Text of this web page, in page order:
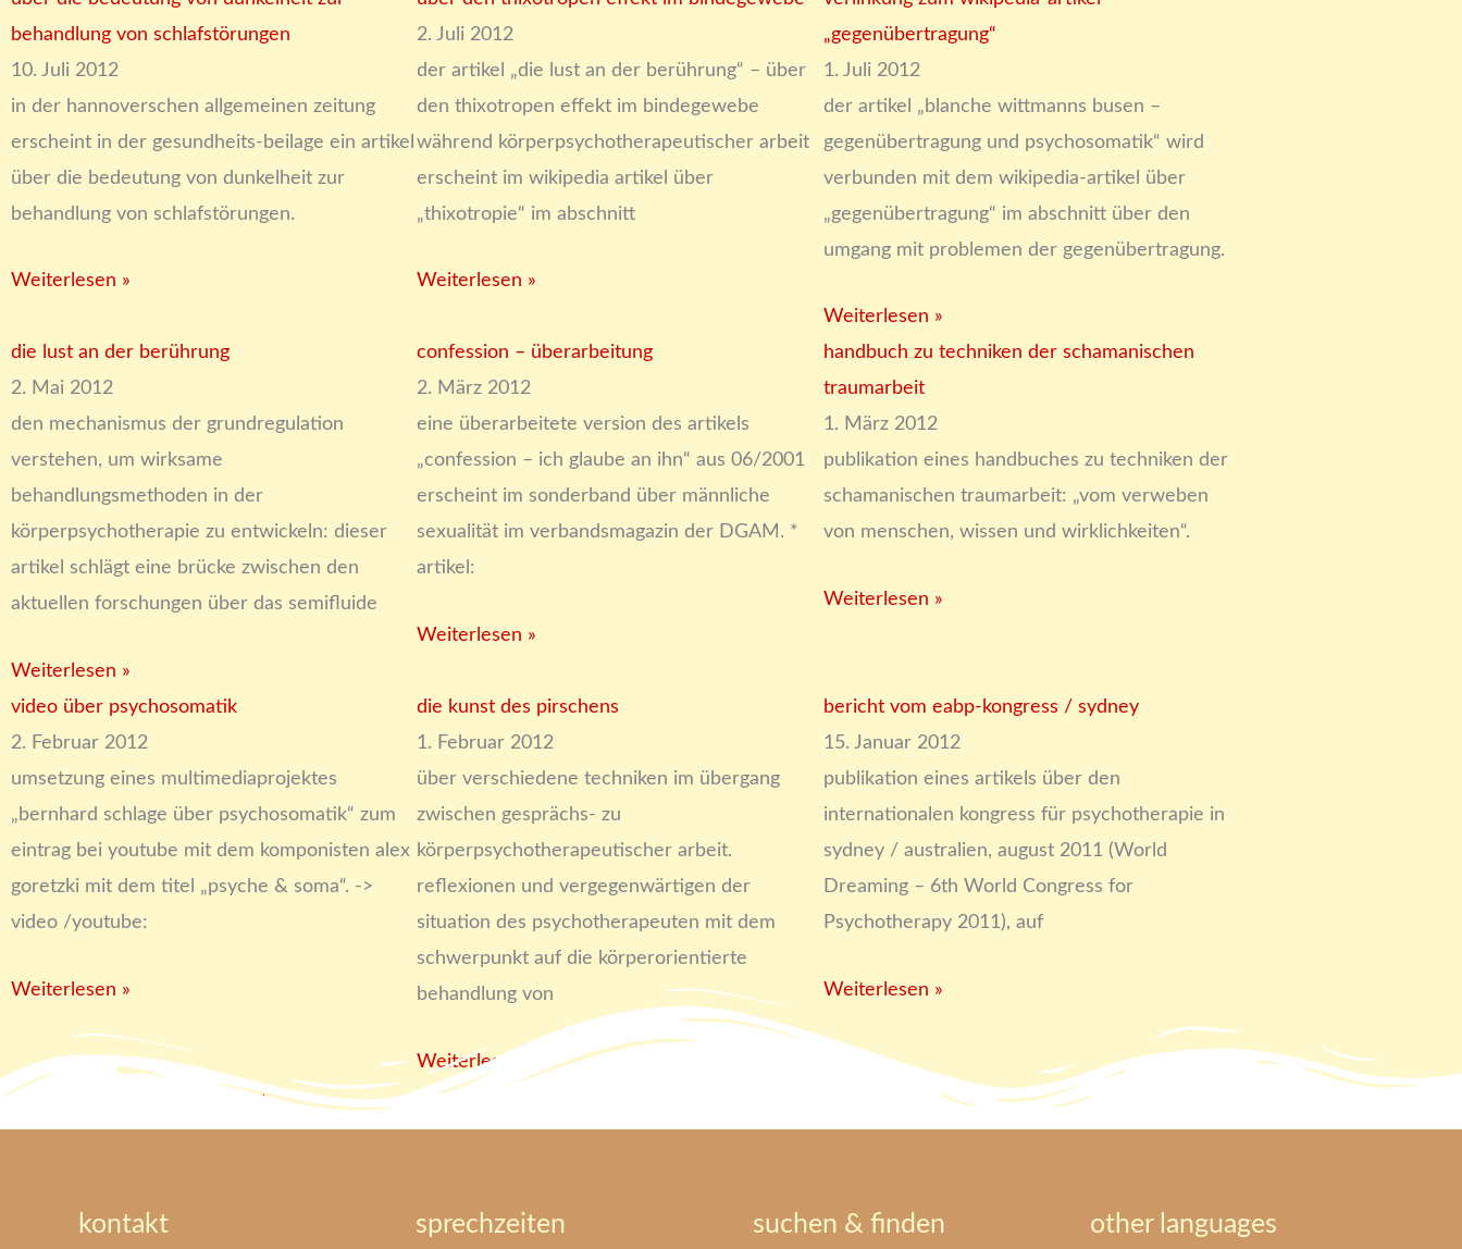
behandlung von schlafstörungen
10. Juli 2012
in der hannoverschen allgemeinen zeitung
erscheint in der gesundheits-beilage ein artikel
über die bedeutung von dunkelheit zur
behandlung von schlafstörungen.
Weiterlesen »
2. Juli 2012
der artikel „die lust an der berührung“ – über
den thixotropen effekt im bindegewebe
während körperpsychotherapeutischer arbeit
erscheint im wikipedia artikel über
„thixotropie“ im abschnitt
Weiterlesen »
„gegenübertragung“
1. Juli 2012
der artikel „blanche wittmanns busen –
gegenübertragung und psychosomatik“ wird
verbunden mit dem wikipedia-artikel über
„gegenübertragung“ im abschnitt über den
umgang mit problemen der gegenübertragung.
Weiterlesen »
die lust an der berührung
2. Mai 2012
den mechanismus der grundregulation
verstehen, um wirksame
behandlungsmethoden in der
körperpsychotherapie zu entwickeln: dieser
artikel schlägt eine brücke zwischen den
aktuellen forschungen über das semifluide
Weiterlesen »
confession – überarbeitung
2. März 2012
eine überarbeitete version des artikels
„confession – ich glaube an ihn“ aus 06/2001
erscheint im sonderband über männliche
sexualität im verbandsmagazin der DGAM. *
artikel:
Weiterlesen »
handbuch zu techniken der schamanischen
traumarbeit
1. März 2012
publikation eines handbuches zu techniken der
schamanischen traumarbeit: „vom verweben
von menschen, wissen und wirklichkeiten“.
Weiterlesen »
video über psychosomatik
2. Februar 2012
umsetzung eines multimediaprojektes
„bernhard schlage über psychosomatik“ zum
eintrag bei youtube mit dem komponisten alex
goretzki mit dem titel „psyche & soma“. ->
video /youtube:
Weiterlesen »
die kunst des pirschens
1. Februar 2012
über verschiedene techniken im übergang
zwischen gesprächs- zu
körperpsychotherapeutischer arbeit.
reflexionen und vergegenwärtigen der
situation des psychotherapeuten mit dem
schwerpunkt auf die körperorientierte
behandlung von
Weiterlesen »
bericht vom eabp-kongress / sydney
15. Januar 2012
publikation eines artikels über den
internationalen kongress für psychotherapie in
sydney / australien, august 2011 (World
Dreaming – 6th World Congress for
Psychotherapy 2011), auf
Weiterlesen »
« Voriger Nächster »
kontakt sprechzeiten suchen & finden other languages